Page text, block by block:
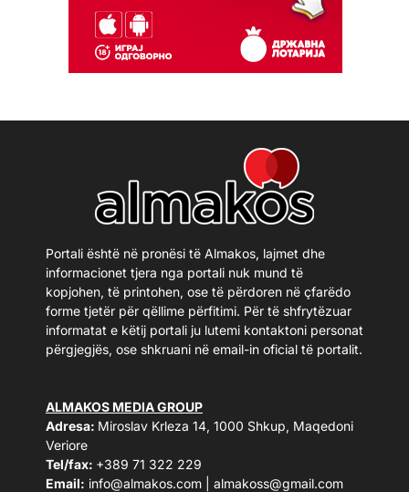
Portali është në pronësi të Almakos, lajmet dhe
informacionet tjera nga portali nuk mund të
kopjohen, të printohen, ose të përdoren në çfarëdo
forme tjetër për qëllime përfitimi. Për të shfrytëzuar
informatat e këtij portali ju lutemi kontaktoni personat
përgjegjës, ose shkruani në email-in oficial të portalit.
ALMAKOS MEDIA GROUP
Adresa: Miroslav Krleza 14, 1000 Shkup, Maqedoni
Veriore
Tel/fax: +389 71 322 229
Email: info@almakos.com almakoss@gmail.com